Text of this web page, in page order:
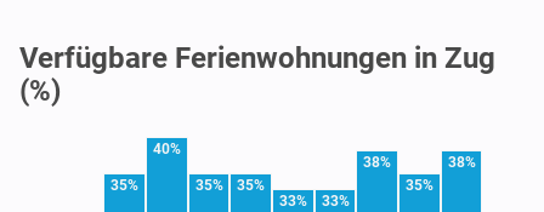
Verfügbare Ferienwohnungen in Zug
(%)
35%
40%
35% 35%
33% 33%
38%
35%
38%